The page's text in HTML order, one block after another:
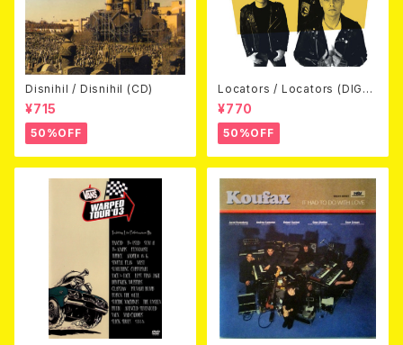
Disnihil / Disnihil (CD)
¥715
50%OFF
Locators / Locators (DIGPA
CK CD)
¥770
50%OFF